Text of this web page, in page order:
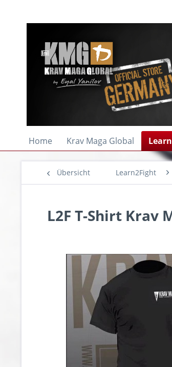
Home Krav Maga Global
Übersicht Learn2Fight
L2F T-Shirt Krav